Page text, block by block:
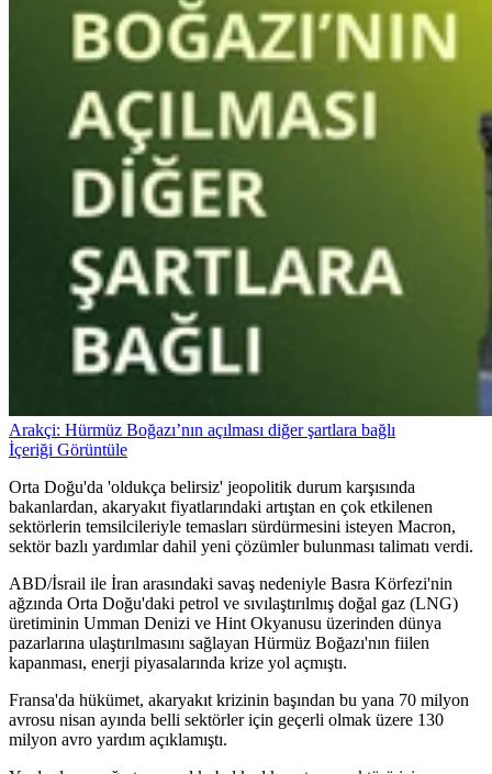
Arakçi: Hürmüz Boğazı’nın açılması diğer şartlara bağlı
İçeriği Görüntüle
Orta Doğu'da 'oldukça belirsiz' jeopolitik durum karşısında
bakanlardan, akaryakıt fiyatlarındaki artıştan en çok etkilenen
sektörlerin temsilcileriyle temasları sürdürmesini isteyen Macron,
sektör bazlı yardımlar dahil yeni çözümler bulunması talimatı verdi.
ABD/İsrail ile İran arasındaki savaş nedeniyle Basra Körfezi'nin
ağzında Orta Doğu'daki petrol ve sıvılaştırılmış doğal gaz (LNG)
üretiminin Umman Denizi ve Hint Okyanusu üzerinden dünya
pazarlarına ulaştırılmasını sağlayan Hürmüz Boğazı'nın fiilen
kapanması, enerji piyasalarında krize yol açmıştı.
Fransa'da hükümet, akaryakıt krizinin başından bu yana 70 milyon
avrosu nisan ayında belli sektörler için geçerli olmak üzere 130
milyon avro yardım açıklamıştı.